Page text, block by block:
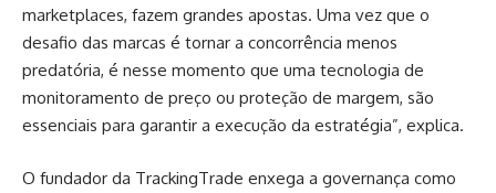
marketplaces, fazem grandes apostas. Uma vez que o
desafio das marcas é tornar a concorrência menos
predatória, é nesse momento que uma tecnologia de
monitoramento de preço ou proteção de margem, são
essenciais para garantir a execução da estratégia”, explica.
O fundador da TrackingTrade enxega a governança como